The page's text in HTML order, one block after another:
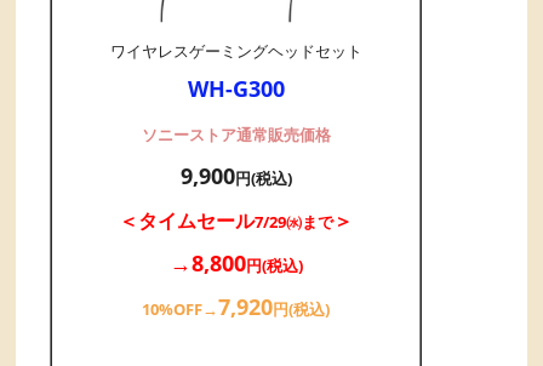
ワイヤレスゲーミングヘッドセット
WH-G300
ソニーストア通常販売価格
9,900円(税込)
＜タイムセール7/29㈬まで＞
→8,800円(税込)
10%OFF→7,920円(税込)